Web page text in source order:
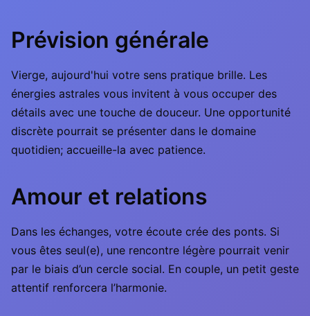
Prévision générale
Vierge, aujourd'hui votre sens pratique brille. Les
énergies astrales vous invitent à vous occuper des
détails avec une touche de douceur. Une opportunité
discrète pourrait se présenter dans le domaine
quotidien; accueille-la avec patience.
Amour et relations
Dans les échanges, votre écoute crée des ponts. Si
vous êtes seul(e), une rencontre légère pourrait venir
par le biais d’un cercle social. En couple, un petit geste
attentif renforcera l’harmonie.